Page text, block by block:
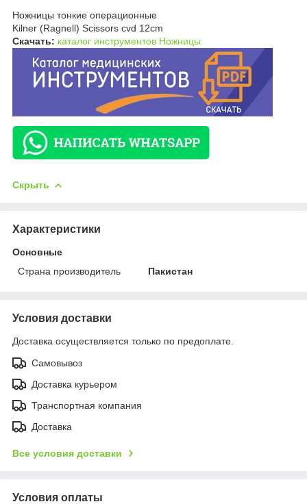
Ножницы тонкие операционные
Kilner (Ragnell) Scissors cvd 12cm
Скачать: каталог инструментов Ножницы
Скрыть
Характеристики
Основные
Страна производитель
Пакистан
Условия доставки
Доставка осуществляется только по предоплате.
Самовывоз
Доставка курьером
Транспортная компания
Доставка
Все условия доставки
Условия оплаты